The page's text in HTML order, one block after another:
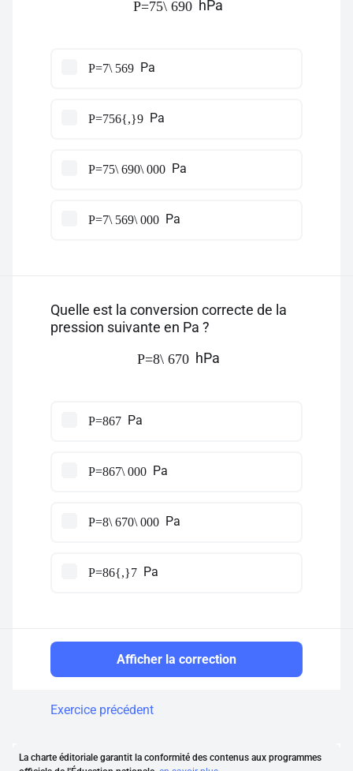
P=75\ 690 hPa
P=7\ 569 Pa
P=756{,}9 Pa
P=75\ 690\ 000 Pa
P=7\ 569\ 000 Pa
Quelle est la conversion correcte de la
pression suivante en Pa ?
P=8\ 670 hPa
P=867 Pa
P=867\ 000 Pa
P=8\ 670\ 000 Pa
P=86{,}7 Pa
Afficher la correction
Exercice précédent
La charte éditoriale garantit la conformité des contenus aux programmes